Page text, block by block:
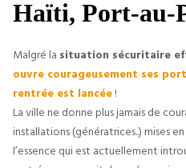
Haïti, Port-au-
Malgré la situation sécuritaire
ouvre courageusement ses
rentrée est lancée !
La ville ne donne plus jamais de
installations (génératrices..) mises
l’essence qui est actuellement